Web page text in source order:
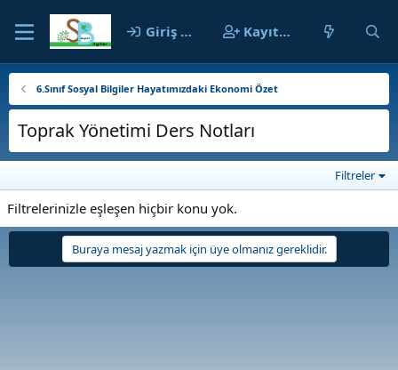
Giriş yap Kayıt ol
6.Sınıf Sosyal Bilgiler Hayatımızdaki Ekonomi Özet
Toprak Yönetimi Ders Notları
Filtreler
Filtrelerinizle eşleşen hiçbir konu yok.
Buraya mesaj yazmak için üye olmanız gereklidir.